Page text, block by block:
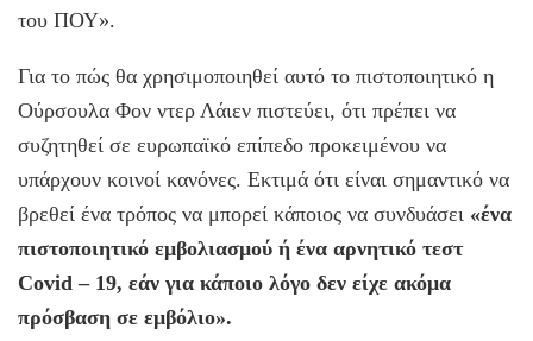
του ΠΟΥ».
Για το πώς θα χρησιμοποιηθεί αυτό το πιστοποιητικό η
Ούρσουλα Φον ντερ Λάιεν πιστεύει, ότι πρέπει να
συζητηθεί σε ευρωπαϊκό επίπεδο προκειμένου να
υπάρχουν κοινοί κανόνες. Εκτιμά ότι είναι σημαντικό να
βρεθεί ένα τρόπος να μπορεί κάποιος να συνδυάσει «ένα
πιστοποιητικό εμβολιασμού ή ένα αρνητικό τεστ
Covid – 19, εάν για κάποιο λόγο δεν είχε ακόμα
πρόσβαση σε εμβόλιο».